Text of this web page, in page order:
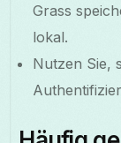
Grass
lokal.
Nutzen Sie,